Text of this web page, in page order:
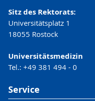
Sitz des Rektorats:
Universitätsplatz 1
18055 Rostock
Universitätsmedizin
Tel.: +49 381 494 - 0
Service